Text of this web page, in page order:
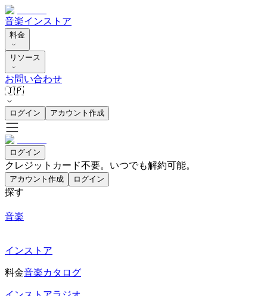
音楽インストア
料金
リソース
お問い合わせ
🇯🇵
ログイン アカウント作成
ログイン
クレジットカード不要。いつでも解約可能。
アカウント作成 ログイン
探す
音楽
インストア
料金音楽カタログ